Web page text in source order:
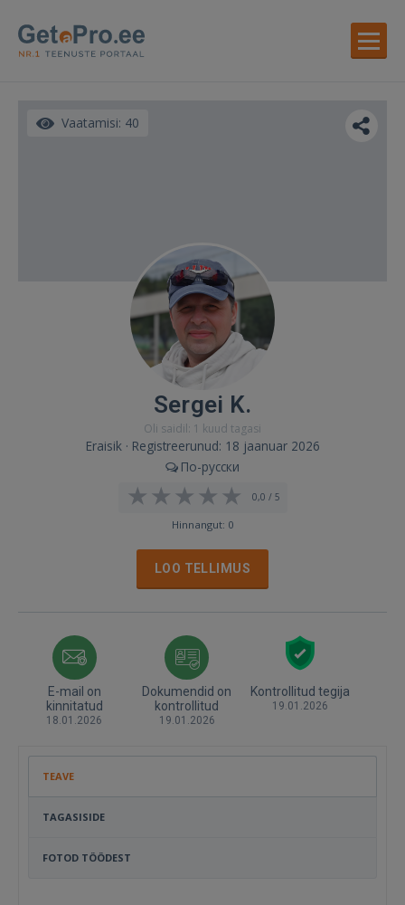
Vaatamisi: 40
Sergei K.
Oli saidil: 1 kuud tagasi
Eraisik · Registreerunud: 18 jaanuar 2026
По-русски
0,0 / 5
Hinnangut: 0
LOO TELLIMUS
E-mail on
kinnitatud
18.01.2026
Dokumendid on
kontrollitud
19.01.2026
Kontrollitud tegija
19.01.2026
TEAVE
TAGASISIDE
FOTOD TÖÖDEST